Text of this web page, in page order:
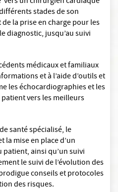
stades de son
la prise en charge pour les
diagnostic, jusqu’au suivi
médicaux et familiaux
et à l’aide d’outils et
les échocardiographies et les
vers les meilleurs
santé spécialisé, le
mise en place d’un
ainsi qu’un suivi
le suivi de l’évolution des
conseils et protocoles
des risques.